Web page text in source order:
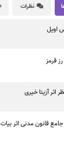
نظرات
اویل
قرمز
اثر آزیتا خیری
قانون مدنی اثر بیات